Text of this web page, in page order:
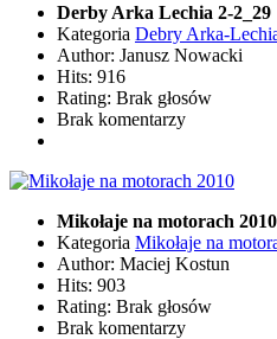
Derby Arka Lechia 2-2_29
Kategoria Debry Arka-
Author: Janusz Nowacki
Hits: 916
Rating: Brak głosów
Brak komentarzy
Mikołaje na motorach 2010
Kategoria Mikołaje na
Author: Maciej Kostun
Hits: 903
Rating: Brak głosów
Brak komentarzy